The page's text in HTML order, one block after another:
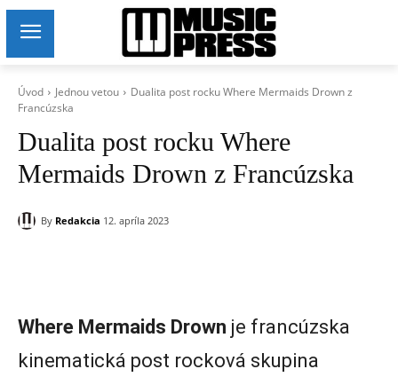
Úvod Jednou vetou
Dualita post rocku Where Mermaids Drown z
Francúzska
Dualita post rocku Where
Mermaids Drown z Francúzska
By Redakcia 12. apríla 2023
Where Mermaids Drown je francúzska
kinematická post rocková skupina